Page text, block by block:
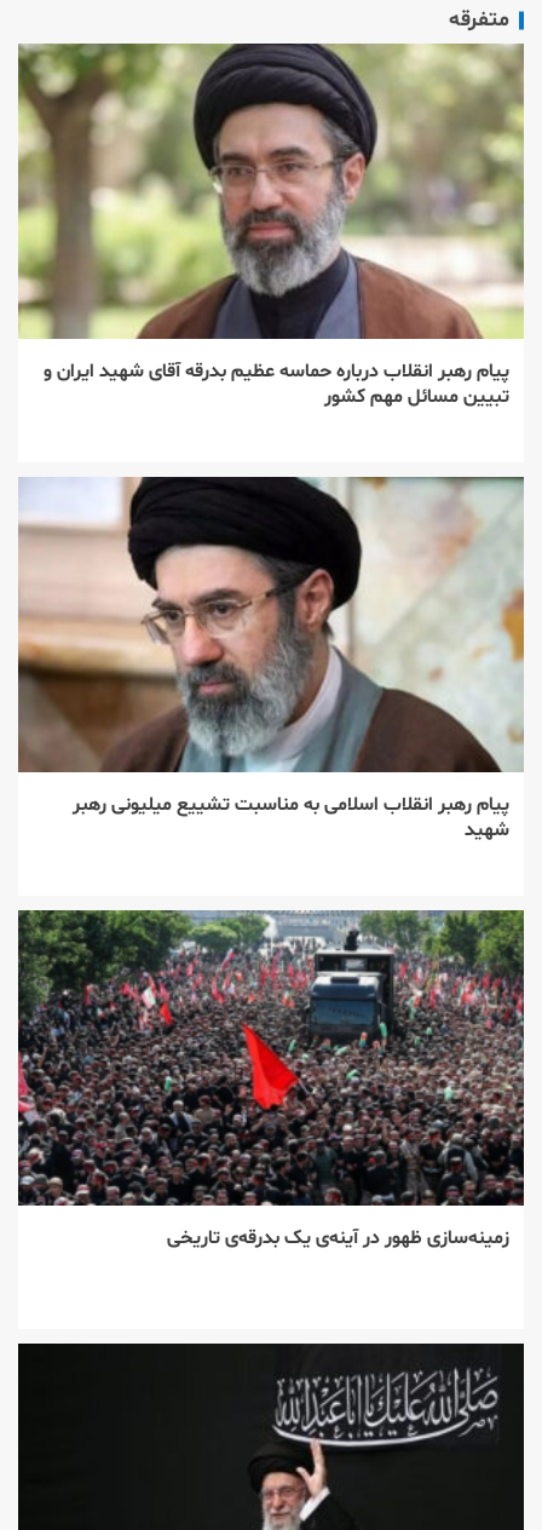
متفرقه
پیام رهبر انقلاب درباره حماسه عظیم بدرقه آقای شهید ایران و
تبیین مسائل مهم کشور
پیام رهبر انقلاب اسلامی به مناسبت تشییع میلیونی رهبر
شهید
زمینه‌سازی ظهور در آینه‌ی یک بدرقه‌ی تاریخی